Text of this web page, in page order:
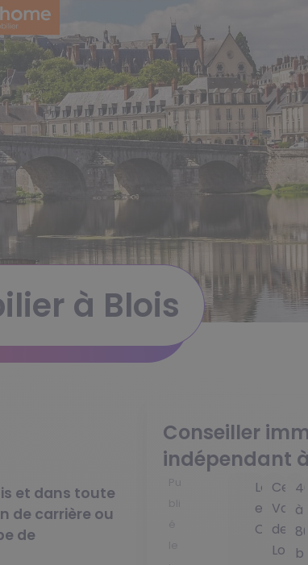
à Blois
et dans toute
de carrière ou
de
Conseiller
indépendant
Blois41000
Loir-
et-
Cher
Val
de
Loire
à